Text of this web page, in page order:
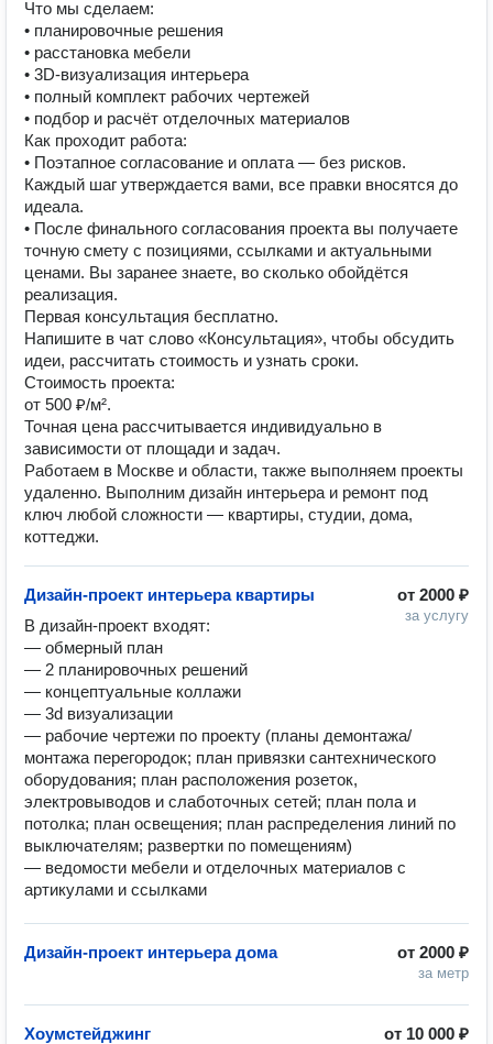
Что мы сделаем:
• планировочные решения
• расстановка мебели
• 3D-визуализация интерьера
• полный комплект рабочих чертежей
• подбор и расчёт отделочных материалов
Как проходит работа:
• Поэтапное согласование и оплата — без рисков.
Каждый шаг утверждается вами, все правки вносятся до
идеала.
• После финального согласования проекта вы получаете
точную смету с позициями, ссылками и актуальными
ценами. Вы заранее знаете, во сколько обойдётся
реализация.
Первая консультация бесплатно.
Напишите в чат слово «Консультация», чтобы обсудить
идеи, рассчитать стоимость и узнать сроки.
Стоимость проекта:
от 500 ₽/м².
Точная цена рассчитывается индивидуально в
зависимости от площади и задач.
Работаем в Москве и области, также выполняем проекты
удаленно. Выполним дизайн интерьера и ремонт под
ключ любой сложности — квартиры, студии, дома,
коттеджи.
от 2000 ₽
за услугу
Дизайн-проект интерьера квартиры
В дизайн-проект входят:
— обмерный план
— 2 планировочных решений
— концептуальные коллажи
— 3d визуализации
— рабочие чертежи по проекту (планы демонтажа/
монтажа перегородок; план привязки сантехнического
оборудования; план расположения розеток,
электровыводов и слаботочных сетей; план пола и
потолка; план освещения; план распределения линий по
выключателям; развертки по помещениям)
— ведомости мебели и отделочных материалов с
артикулами и ссылками
от 2000 ₽
за метр
Дизайн-проект интерьера дома
от 10 000 ₽
Хоумстейджинг